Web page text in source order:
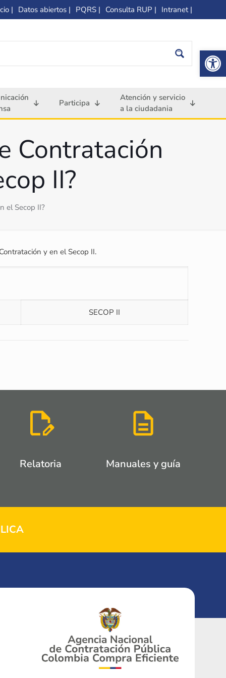
| Datos abiertos | PQRS | Consulta RUP | Intranet |
Participa
Atención y servicio
a la ciudadania
Contratación
II?
el Secop II?
y en el Secop II.
SECOP II
Relatoria Manuales y guía